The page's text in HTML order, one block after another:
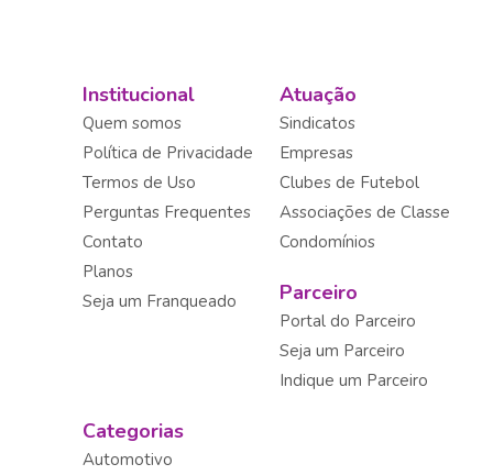
Institucional
Quem somos
Política de Privacidade
Termos de Uso
Perguntas Frequentes
Contato
Planos
Seja um Franqueado
Atuação
Sindicatos
Empresas
Clubes de Futebol
Associações de Classe
Condomínios
Parceiro
Portal do Parceiro
Seja um Parceiro
Indique um Parceiro
Categorias
Automotivo